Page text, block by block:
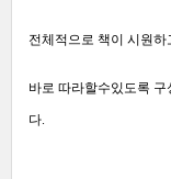
전체적으로 책이 시원
바로 따라할수있도록
다.